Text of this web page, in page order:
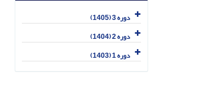
دوره 3 (1405)
دوره 2 (1404)
دوره 1 (1403)